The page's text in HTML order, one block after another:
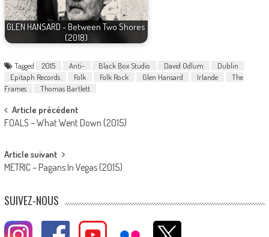
GLEN HANSARD - Between Two Shores
(2018)
Tagged 2015 Anti- Black Box Studio David Odlum
Dublin
Epitaph Records
Folk Folk Rock Glen Hansard Irlande
The
Frames
Thomas Bartlett
Post
navigation
Article précédent
FOALS – What Went Down (2015)
Article suivant
METRIC – Pagans In Vegas (2015)
SUIVEZ-NOUS